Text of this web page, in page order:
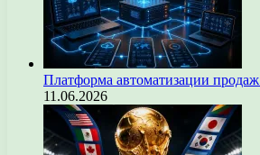
Платформа автоматизации
11.06.2026